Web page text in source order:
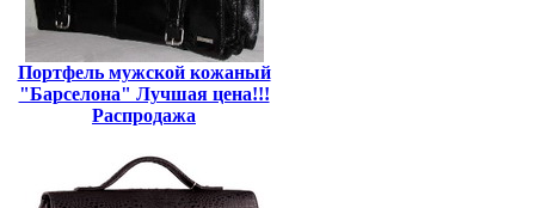
Портфель мужской кожаный
"Барселона" Лучшая цена!!!
Распродажа